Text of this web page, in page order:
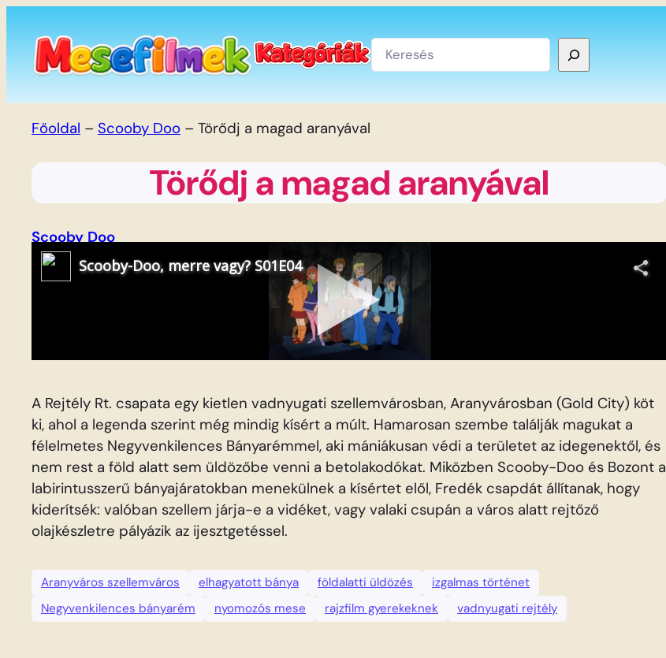
tartalomhoz
Keresés
Főoldal – Scooby Doo – Törődj a magad aranyával
Törődj a magad aranyával
Scooby Doo
A Rejtély Rt. csapata egy kietlen vadnyugati szellemvárosban, Aranyvárosban (Gold City) köt
ki, ahol a legenda szerint még mindig kísért a múlt. Hamarosan szembe találják magukat a
félelmetes Negyvenkilences Bányarémmel, aki mániákusan védi a területet az idegenektől, és
nem rest a föld alatt sem üldözőbe venni a betolakodókat. Miközben Scooby-Doo és Bozont a
labirintusszerű bányajáratokban menekülnek a kísértet elől, Fredék csapdát állítanak, hogy
kiderítsék: valóban szellem járja-e a vidéket, vagy valaki csupán a város alatt rejtőző
olajkészletre pályázik az ijesztgetéssel.
Aranyváros szellemváros elhagyatott bánya földalatti üldözés
izgalmas történet
Negyvenkilences bányarém
nyomozós mese rajzfilm gyerekeknek vadnyugati rejtély